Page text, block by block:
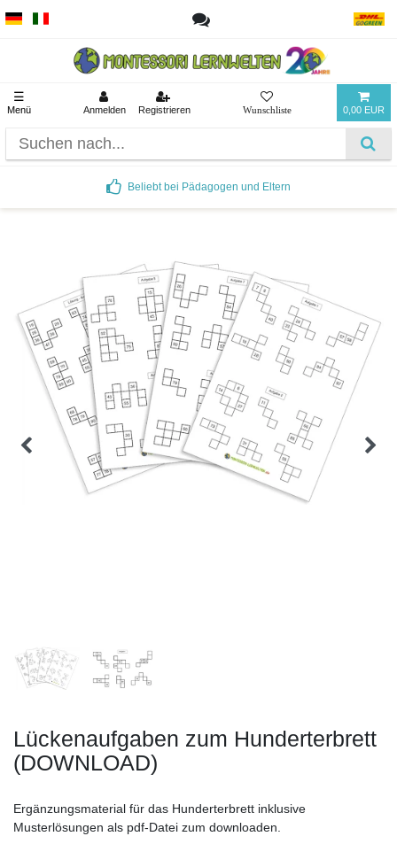
☰
Menü Anmelden Registrieren 0,00 EUR
Beliebt bei Pädagogen und Eltern
Lückenaufgaben zum Hunderterbrett
(DOWNLOAD)
Ergänzungsmaterial für das Hunderterbrett inklusive
Musterlösungen als pdf-Datei zum downloaden.